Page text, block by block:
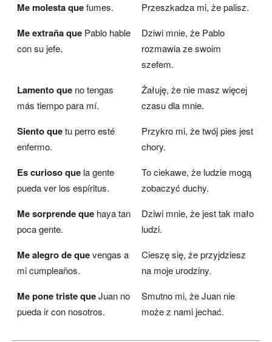
Me molesta quefumes. Przeszkadza mi, że palisz.
Me extraña que Pablo hable
con su jefe.
Dziwi mnie, że Pablo
rozmawia ze swoim
szefem.
Lamento que no tengas
más tiempo para mí.
Żałuję, że nie masz więcej
czasu dla mnie.
Siento quetu perro esté
enfermo.
Przykro mi, że twój pies jest
chory.
Es curioso que la gente
pueda ver los espíritus.
To ciekawe, że ludzie mogą
zobaczyć duchy.
Me sorprende que haya tan
poca gente.
Dziwi mnie, że jest tak mało
ludzi.
Me alegro de quevengas a
mi cumpleaños.
Cieszę się, że przyjdziesz
na moje urodziny.
Me pone triste queJuan no
pueda ir con nosotros.
Smutno mi, że Juan nie
może z nami jechać.